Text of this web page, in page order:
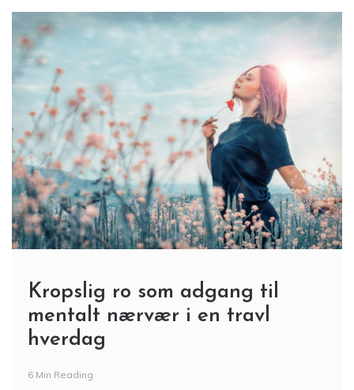
Kropslig ro som adgang til
mentalt nærvær i en travl
hverdag
6 Min Reading